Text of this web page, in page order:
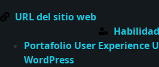
URL del sitio web
Portafolio User Experience
WordPress